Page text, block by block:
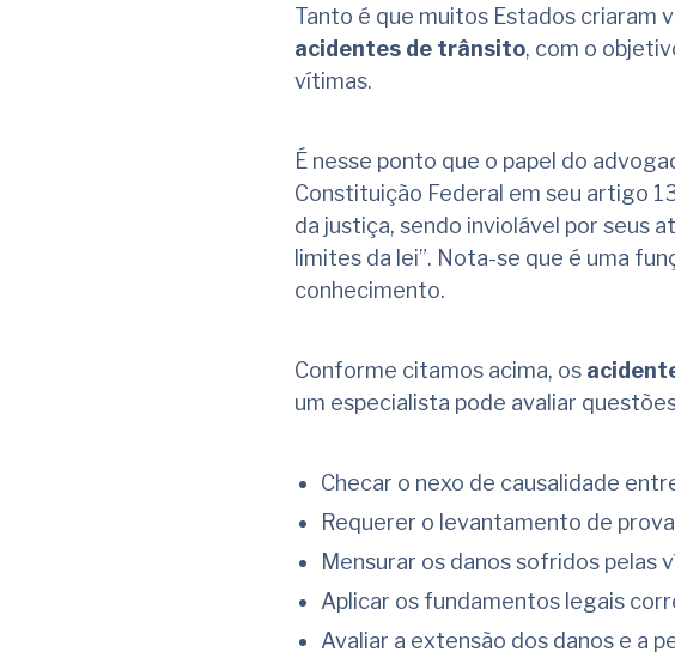
Tanto é que muitos Estados criaram
acidentes de trânsito, com o
vítimas.
É nesse ponto que o papel do
Constituição Federal em seu artigo
da justiça, sendo inviolável por seus
limites da lei”. Nota-se que é uma
conhecimento.
Conforme citamos acima, os
um especialista pode avaliar
Checar o nexo de causalidade
Requerer o levantamento de
Mensurar os danos sofridos pelas
Aplicar os fundamentos legais
Avaliar a extensão dos danos e a